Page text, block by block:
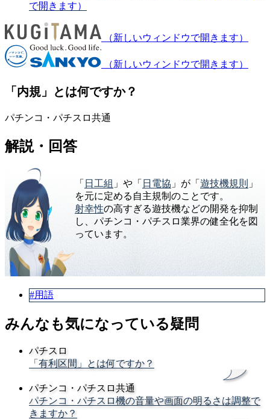
で開きます）
（新しいウィンドウで開きます）
（新しいウィンドウで開きます）
「内規」とは何ですか？
パチンコ・パチスロ共通
解説・回答
「 日工組 」や「 日電協 」が「 遊技機規則 」
を元に定める自主規制のことです。
射幸性の高すぎる遊技機などの開発を抑制
し、パチンコ・パチスロ業界の健全化を図
っています。
#用語
みんなも気になっている疑問
パチスロ
「有利区間」とは何ですか？
パチンコ・パチスロ共通
パチンコ・パチスロ機の音量や画面の明るさは調整で
きますか？